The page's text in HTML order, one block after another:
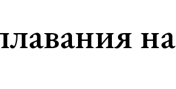
на